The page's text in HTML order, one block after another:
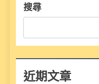
搜尋
近期文章